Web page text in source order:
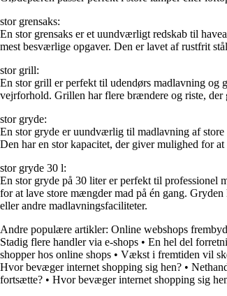
stor grensaks:
En stor grensaks er et uundværligt redskab til
mest besværlige opgaver. Den er lavet af rustfrit
stor grill:
En stor grill er perfekt til udendørs madlavning og
vejrforhold. Grillen har flere brændere og riste, der
stor gryde:
En stor gryde er uundværlig til madlavning af
Den har en stor kapacitet, der giver mulighed for
stor gryde 30 l:
En stor gryde på 30 liter er perfekt til professionel
for at lave store mængder mad på én gang.
eller andre madlavningsfaciliteter.
Andre populære artikler: Online webshops
Stadig flere handler via e-shops • En hel del
shopper hos online shops • Vækst i fremtiden vil
Hvor bevæger internet shopping sig hen? •
fortsætte? • Hvor bevæger internet shopping sig